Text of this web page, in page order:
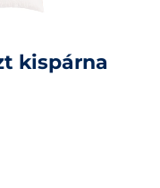
kispárna